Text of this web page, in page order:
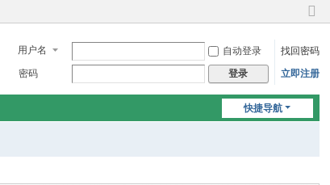
切
到
窄
用户名 自动登录
找回密码
密码
登录 立即注册
快捷导航